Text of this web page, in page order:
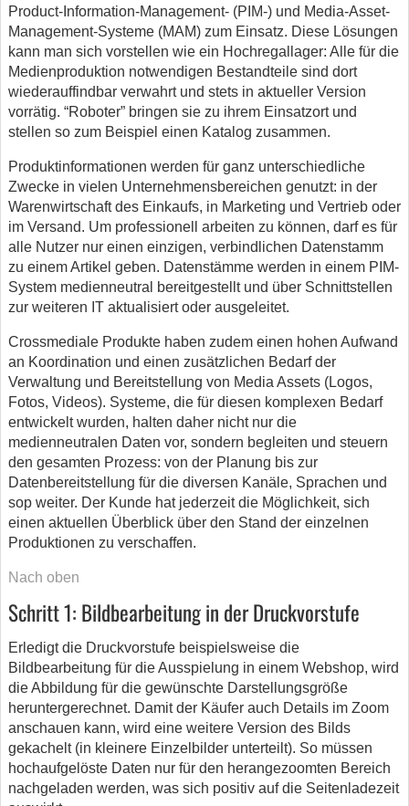
Product-Information-Management- (PIM-) und Media-Asset-
Management-Systeme (MAM) zum Einsatz. Diese Lösungen
kann man sich vorstellen wie ein Hochregallager: Alle für die
Medienproduktion notwendigen Bestandteile sind dort
wiederauffindbar verwahrt und stets in aktueller Version
vorrätig. “Roboter” bringen sie zu ihrem Einsatzort und
stellen so zum Beispiel einen Katalog zusammen.
Produktinformationen werden für ganz unterschiedliche
Zwecke in vielen Unternehmensbereichen genutzt: in der
Warenwirtschaft des Einkaufs, in Marketing und Vertrieb oder
im Versand. Um professionell arbeiten zu können, darf es für
alle Nutzer nur einen einzigen, verbindlichen Datenstamm
zu einem Artikel geben. Datenstämme werden in einem PIM-
System medienneutral bereitgestellt und über Schnittstellen
zur weiteren IT aktualisiert oder ausgeleitet.
Crossmediale Produkte haben zudem einen hohen Aufwand
an Koordination und einen zusätzlichen Bedarf der
Verwaltung und Bereitstellung von Media Assets (Logos,
Fotos, Videos). Systeme, die für diesen komplexen Bedarf
entwickelt wurden, halten daher nicht nur die
medienneutralen Daten vor, sondern begleiten und steuern
den gesamten Prozess: von der Planung bis zur
Datenbereitstellung für die diversen Kanäle, Sprachen und
sop weiter. Der Kunde hat jederzeit die Möglichkeit, sich
einen aktuellen Überblick über den Stand der einzelnen
Produktionen zu verschaffen.
Nach oben
Schritt 1: Bildbearbeitung in der Druckvorstufe
Erledigt die Druckvorstufe beispielsweise die
Bildbearbeitung für die Ausspielung in einem Webshop, wird
die Abbildung für die gewünschte Darstellungsgröße
heruntergerechnet. Damit der Käufer auch Details im Zoom
anschauen kann, wird eine weitere Version des Bilds
gekachelt (in kleinere Einzelbilder unterteilt). So müssen
hochaufgelöste Daten nur für den herangezoomten Bereich
nachgeladen werden, was sich positiv auf die Seitenladezeit